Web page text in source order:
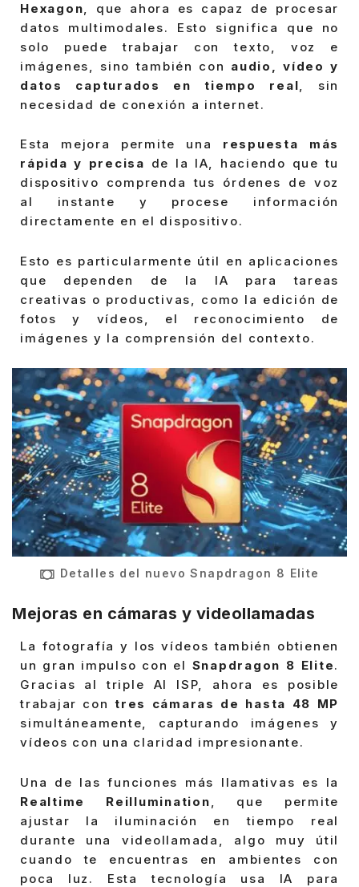
Hexagon, que ahora es capaz de procesar
datos multimodales. Esto significa que no
solo puede trabajar con texto, voz e
imágenes, sino también con audio, vídeo y
datos capturados en tiempo real, sin
necesidad de conexión a internet.
Esta mejora permite una respuesta más
rápida y precisa de la IA, haciendo que tu
dispositivo comprenda tus órdenes de voz
al instante y procese información
directamente en el dispositivo.
Esto es particularmente útil en aplicaciones
que dependen de la IA para tareas
creativas o productivas, como la edición de
fotos y vídeos, el reconocimiento de
imágenes y la comprensión del contexto.
Detalles del nuevo Snapdragon 8 Elite
Mejoras en cámaras y videollamadas
La fotografía y los vídeos también obtienen
un gran impulso con el Snapdragon 8 Elite.
Gracias al triple AI ISP, ahora es posible
trabajar contres cámaras de hasta 48 MP
simultáneamente, capturando imágenes y
vídeos con una claridad impresionante.
Una de las funciones más llamativas es la
Realtime Reillumination, que permite
ajustar la iluminación en tiempo real
durante una videollamada, algo muy útil
cuando te encuentras en ambientes con
poca luz. Esta tecnología usa IA para